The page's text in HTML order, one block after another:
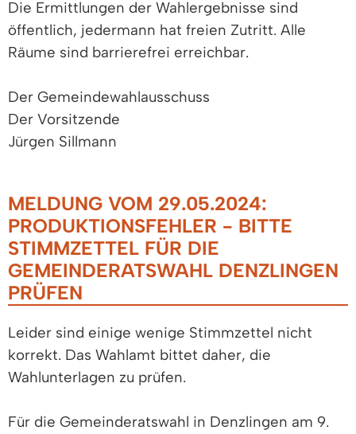
Die Ermittlungen der Wahlergebnisse sind
öffentlich, jedermann hat freien Zutritt. Alle
Räume sind barrierefrei erreichbar.
Der Gemeindewahlausschuss
Der Vorsitzende
Jürgen Sillmann
MELDUNG VOM 29.05.2024:
PRODUKTIONSFEHLER - BITTE
STIMMZETTEL FÜR DIE
GEMEINDERATSWAHL DENZLINGEN
PRÜFEN
Leider sind einige wenige Stimmzettel nicht
korrekt. Das Wahlamt bittet daher, die
Wahlunterlagen zu prüfen.
Für die Gemeinderatswahl in Denzlingen am 9.